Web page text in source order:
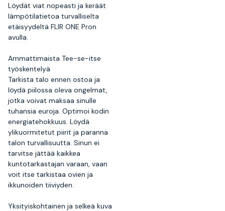
Löydät viat nopeasti ja keräät
lämpötilatietoa turvalliselta
etäisyydeltä FLIR ONE Pron
avulla.
Ammattimaista Tee-se-itse
työskentelyä
Tarkista talo ennen ostoa ja
löydä piilossa oleva ongelmat,
jotka voivat maksaa sinulle
tuhansia euroja. Optimoi kodin
energiatehokkuus. Löydä
ylikuormitetut piirit ja paranna
talon turvallisuutta. Sinun ei
tarvitse jättää kaikkea
kuntotarkastajan varaan, vaan
voit itse tarkistaa ovien ja
ikkunoiden tiiviyden.
Yksityiskohtainen ja selkeä kuva